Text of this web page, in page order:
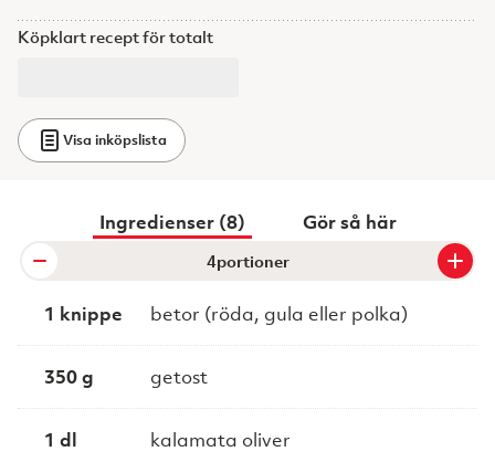
Köpklart recept för totalt
Visa inköpslista
Ingredienser (8) Gör så här
portioner
1 knippe betor (röda, gula eller polka)
350 g getost
1 dl kalamata oliver